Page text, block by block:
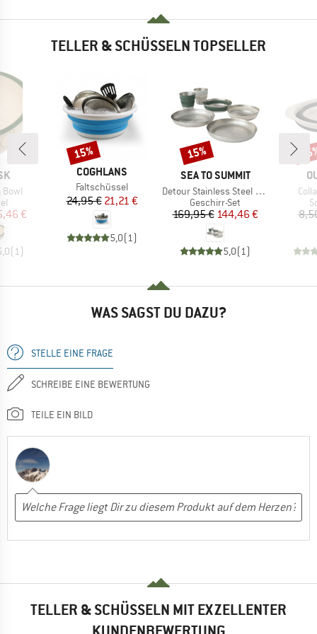
TELLER & SCHÜSSELN TOPSELLER
Bowl
Preis
€
(1)
MARKE
COGHLANS
Artikel
Faltschüssel
Preis
24,95 €reduzierter Preis
21,21 €
5,0(1)
Rabatt
15%
MARKE
SEA TO SUMMIT
Artikel
Detour Stainless Steel Collapsible Dinnerware Set
Produktgruppe
Geschirr-Set
Preis
169,95 €reduzierter Preis
144,46 €
5,0(1)
Rabatt
15%
WAS SAGST DU DAZU?
STELLE EINE FRAGE
SCHREIBE EINE BEWERTUNG
TEILE EIN BILD
TELLER & SCHÜSSELN MIT EXZELLENTER